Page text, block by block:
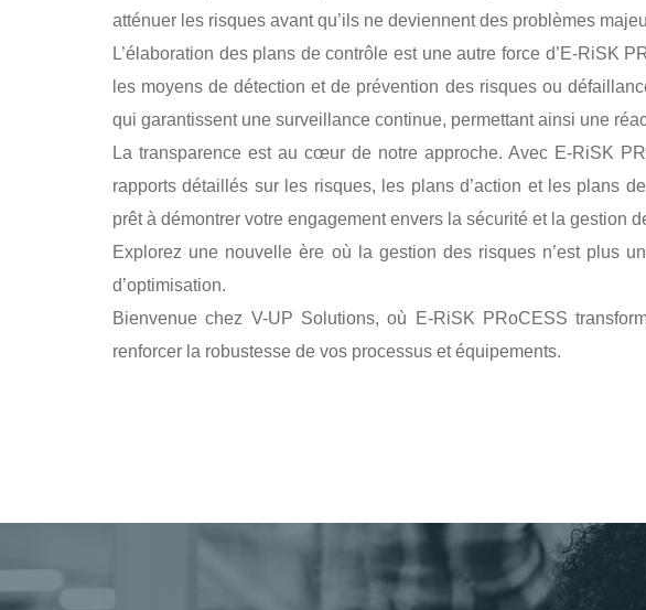
atténuer les risques avant qu’ils ne deviennent des problèmes
L’élaboration des plans de contrôle est une autre force d’E-RiSK
les moyens de détection et de prévention des risques ou
qui garantissent une surveillance continue, permettant ainsi une
La transparence est au cœur de notre approche. Avec E-RiSK
rapports détaillés sur les risques, les plans d’action et les plans
prêt à démontrer votre engagement envers la sécurité et la gestion
Explorez une nouvelle ère où la gestion des risques n’est plus
d’optimisation.
Bienvenue chez V-UP Solutions, où E-RiSK PRoCESS
renforcer la robustesse de vos processus et équipements.